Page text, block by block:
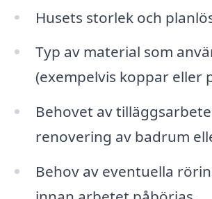
Husets storlek och
Typ av material som
(exempelvis koppar eller
Behovet av
renovering av badrum
Behov av eventuella